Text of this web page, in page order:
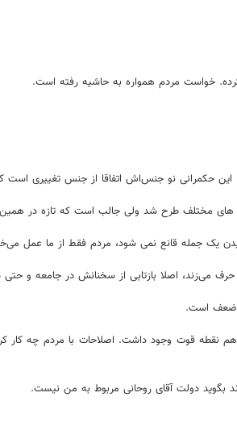
خواست مردم همواره به حاشیه رفته است.
حکمرانی نو جنس‌اش اتفاقا از جنس تغییری است
یک جمله قانع نمی شود، مردم فقط از ما عمل
می‌زند، اصلا بازتابی از سخنانش در جامعه و حتی
ضعف است.
بگوید دولت آقای روحانی مربوط به من نیست.